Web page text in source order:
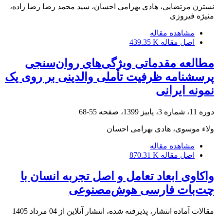
نسترن مرتضایی، هادی بهرامی احسان، سید محمد رضا رضا زاده،
منیژه فیروزی
مشاهده مقاله
اصل مقاله 439.35 K
مطالعه مقدماتی ویژگی‌های روان‌سنجی
پرسشنامه ظرفیت تأملی والدینی بر روی یک
نمونه ایرانی
دوره 11، شماره 3، پاییز 1399، صفحه 55-68
ولاء موسوی، هادی بهرامی احسان
مشاهده مقاله
اصل مقاله 870.31 K
واکاوی ابعاد تعامل و اصل تجربه انسان با
چت‌بات فارسی هوش‌مصنوعی
مقالات آماده انتشار، پذیرفته شده، انتشار آنلاین از 04 مرداد 1405